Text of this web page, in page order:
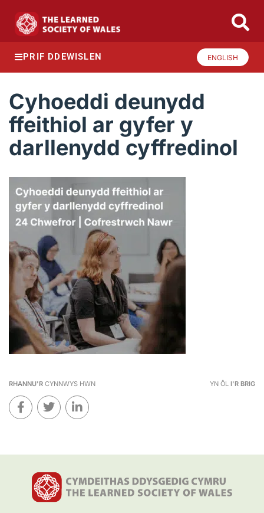
PRIF DDEWISLEN ENGLISH
Cyhoeddi deunydd
ffeithiol ar gyfer y
darllenydd cyffredinol
RHANNU'R CYNNWYS HWN YN ÔL I'R BRIG